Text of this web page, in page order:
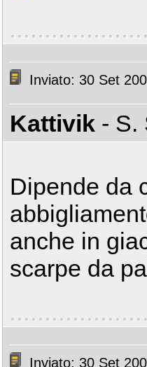
Inviato: 30 Set
Kattivik - S.
Dipende da
anche in
scarpe da
Inviato: 30 Set